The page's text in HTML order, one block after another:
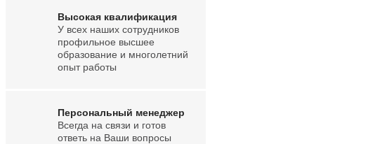
Высокая квалификация
У всех наших сотрудников
профильное высшее
образование и многолетний
опыт работы
Персональный менеджер
Всегда на связи и готов
ответь на Ваши вопросы